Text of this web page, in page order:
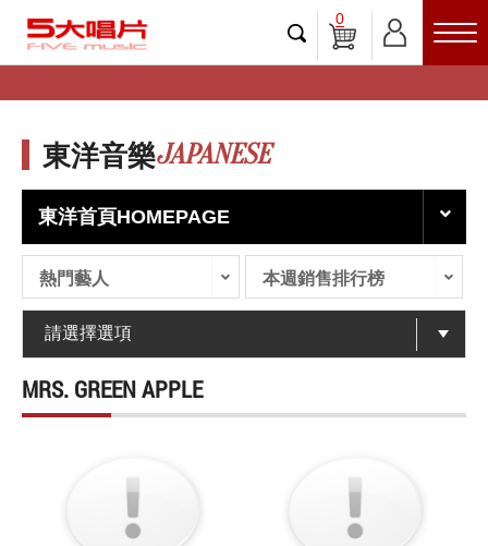
0
東洋音樂JAPANESE
東洋首頁HOMEPAGE
熱門藝人 本週銷售排行榜
MRS. GREEN APPLE